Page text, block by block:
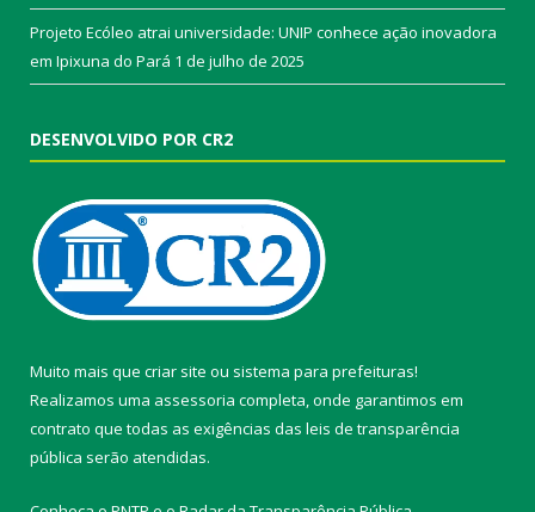
Projeto Ecóleo atrai universidade: UNIP conhece ação inovadora
em Ipixuna do Pará 1 de julho de 2025
DESENVOLVIDO POR CR2
Muito mais que criar site ou sistema para prefeituras!
Realizamos uma assessoria completa, onde garantimos em
contrato que todas as exigências das leis de transparência
pública serão atendidas.